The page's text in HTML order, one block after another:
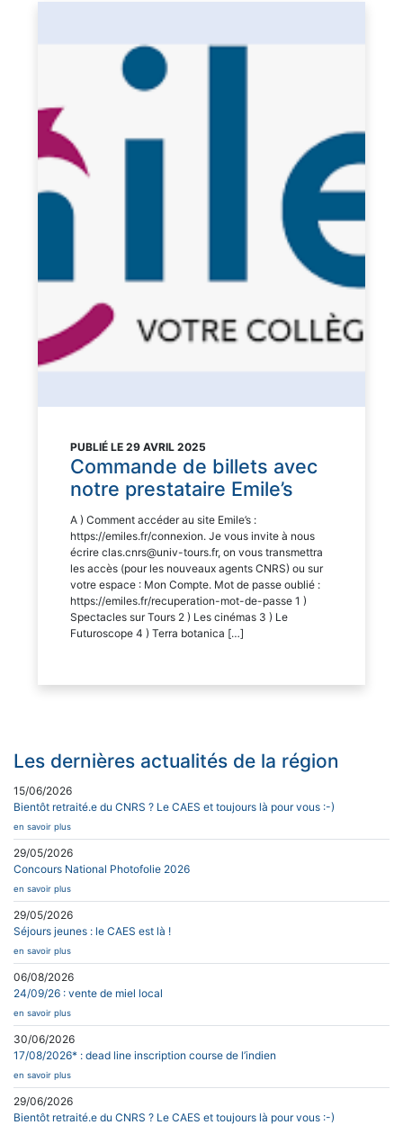
PUBLIÉ LE 29 AVRIL 2025
Commande de billets avec
notre prestataire Emile’s
A ) Comment accéder au site Emile’s :
https://emiles.fr/connexion. Je vous invite à nous
écrire clas.cnrs@univ-tours.fr, on vous transmettra
les accès (pour les nouveaux agents CNRS) ou sur
votre espace : Mon Compte. Mot de passe oublié :
https://emiles.fr/recuperation-mot-de-passe 1 )
Spectacles sur Tours 2 ) Les cinémas 3 ) Le
Futuroscope 4 ) Terra botanica […]
Les dernières actualités de la région
15/06/2026
Bientôt retraité.e du CNRS ? Le CAES et toujours là pour vous :-)
en savoir plus
29/05/2026
Concours National Photofolie 2026
en savoir plus
29/05/2026
Séjours jeunes : le CAES est là !
en savoir plus
06/08/2026
24/09/26 : vente de miel local
en savoir plus
30/06/2026
17/08/2026* : dead line inscription course de l’indien
en savoir plus
29/06/2026
Bientôt retraité.e du CNRS ? Le CAES et toujours là pour vous :-)